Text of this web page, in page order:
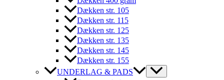
Dækken str. 105
Dækken str. 115
Dækken str. 125
Dækken str. 135
Dækken str. 145
Dækken str. 155
UNDERLAG & PADS